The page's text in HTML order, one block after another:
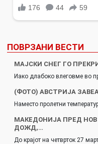
ПОВРЗАНИ ВЕСТИ
МАЈСКИ СНЕГ ГО
Иако длабоко влеговме во
(ФОТО) АВСТРИЈА
Наместо пролетни
МАКЕДОНИЈА ПРЕД
ДОЖД,…
До крајот на четврток 27